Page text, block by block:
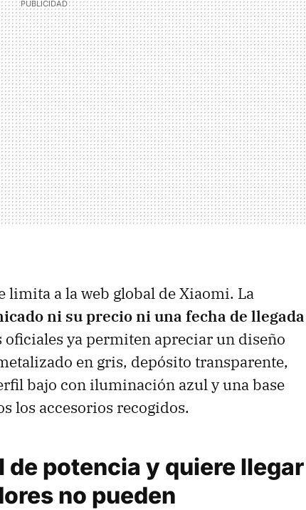
limita a la web global de Xiaomi. La
ni su precio ni una fecha de llegada
oficiales ya permiten apreciar un diseño
en gris, depósito transparente,
bajo con iluminación azul y una base
los accesorios recogidos.
de potencia y quiere llegar
no pueden